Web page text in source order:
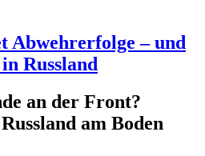
Abwehrerfolge – und
Russland
an der Front?
am Boden